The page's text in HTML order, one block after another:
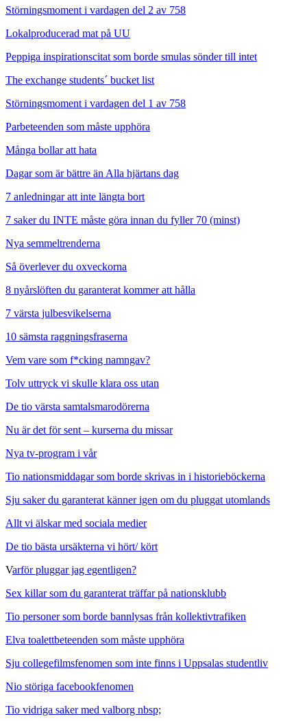
Störningsmoment i vardagen del 2 av 758
Lokalproducerad mat på UU
Peppiga inspirationscitat som borde smulas sönder till intet
The exchange students´ bucket list
Störningsmoment i vardagen del 1 av 758
Parbeteenden som måste upphöra
Många bollar att hata
Dagar som är bättre än Alla hjärtans dag
7 anledningar att inte längta bort
7 saker du INTE måste göra innan du fyller 70 (minst)
Nya semmeltrenderna
Så överlever du oxveckorna
8 nyårslöften du garanterat kommer att hålla
7 värsta julbesvikelserna
10 sämsta raggningsfraserna
Vem vare som f*cking namngav?
Tolv uttryck vi skulle klara oss utan
De tio värsta samtalsmarodörerna
Nu är det för sent – kurserna du missar
Nya tv-program i vår
Tio nationsmiddagar som borde skrivas in i historieböckerna
Sju saker du garanterat känner igen om du pluggat utomlands
Allt vi älskar med sociala medier
De tio bästa ursäkterna vi hört/ kört
Varför pluggar jag egentligen?
Sex killar som du garanterat träffar på nationsklubb
Tio personer som borde bannlysas från kollektivtrafiken
Elva toalettbeteenden som måste upphöra
Sju collegefilmsfenomen som inte finns i Uppsalas studentliv
Nio störiga facebookfenomen
Tio vidriga saker med valborg nbsp;